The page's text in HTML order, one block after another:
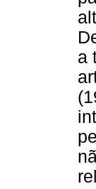
a